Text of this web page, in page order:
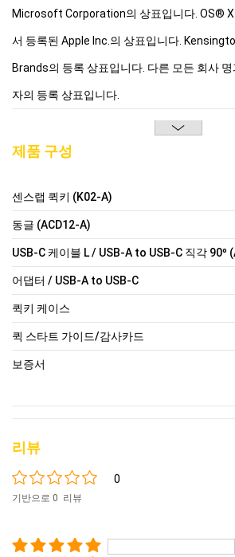
Microsoft Corporation의 상표입니다. OS® X
서 등록된 Apple Inc.의 상표입니다.
Brands의 등록 상표입니다. 다른 모든 회사
자의 등록 상표입니다.
제품 구성
센스랩 퀵키 (K02-A)
동글 (ACD12-A)
USB-C 케이블 L / USB-A to USB-C 직각 90º
어댑터 / USB-A to USB-C
퀵키 케이스
퀵 스타트 가이드/감사카드
보증서
리뷰
0
기반으로 0 리뷰